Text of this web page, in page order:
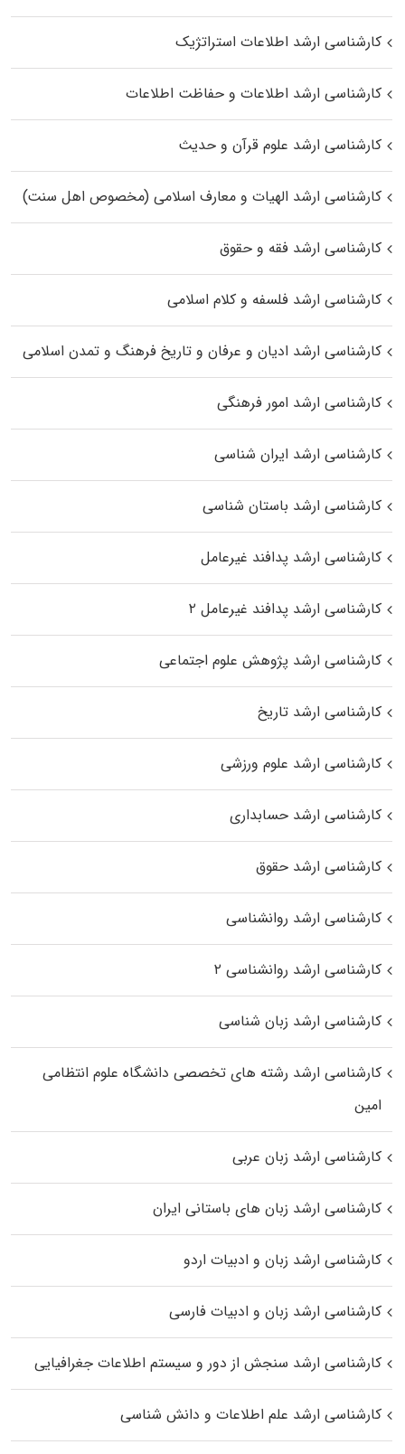
کارشناسی ارشد اطلاعات استراتژیک
کارشناسی ارشد اطلاعات و حفاظت اطلاعات
کارشناسی ارشد علوم قرآن و حدیث
کارشناسی ارشد الهیات و معارف اسلامی (مخصوص اهل سنت)
کارشناسی ارشد فقه و حقوق
کارشناسی ارشد فلسفه و کلام اسلامی
کارشناسی ارشد ادیان و عرفان و تاریخ فرهنگ و تمدن اسلامی
کارشناسی ارشد امور فرهنگی
کارشناسی ارشد ایران شناسی
کارشناسی ارشد باستان شناسی
کارشناسی ارشد پدافند غیرعامل
کارشناسی ارشد پدافند غیرعامل ۲
کارشناسی ارشد پژوهش علوم اجتماعی
کارشناسی ارشد تاریخ
کارشناسی ارشد علوم ورزشی
کارشناسی ارشد حسابداری
کارشناسی ارشد حقوق
کارشناسی ارشد روانشناسی
کارشناسی ارشد روانشناسی ۲
کارشناسی ارشد زبان شناسی
کارشناسی ارشد رﺷﺘﻪ ﻫﺎی تخصصی داﻧﺸﮕﺎه ﻋﻠﻮم انتظامی
اﻣﻴﻦ
کارشناسی ارشد زبان عربی
کارشناسی ارشد زبان‌ های باستانی ایران
کارشناسی ارشد زبان و ادبیات اردو
کارشناسی ارشد زبان و ادبیات فارسی
کارشناسی ارشد سنجش از دور و سیستم اطلاعات جغرافیایی
کارشناسی ارشد علم اطلاعات و دانش شناسی